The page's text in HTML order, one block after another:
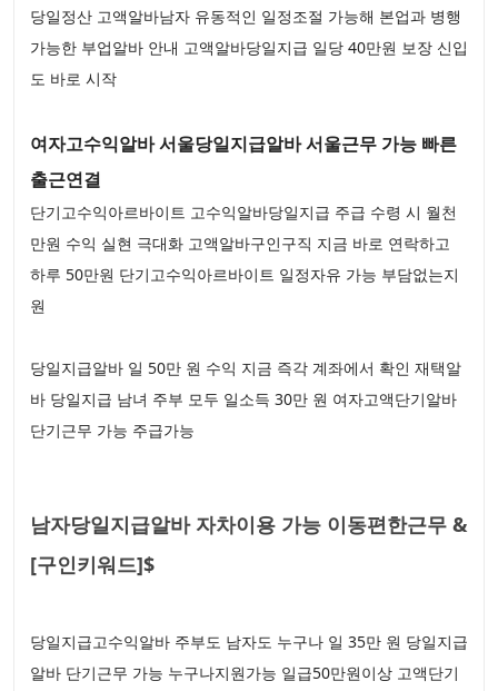
당일정산 고액알바남자 유동적인 일정조절 가능해 본업과 병행
가능한 부업알바 안내 고액알바당일지급 일당 40만원 보장 신입
도 바로 시작
여자고수익알바 서울당일지급알바 서울근무 가능 빠른
출근연결
단기고수익아르바이트 고수익알바당일지급 주급 수령 시 월천
만원 수익 실현 극대화 고액알바구인구직 지금 바로 연락하고
하루 50만원 단기고수익아르바이트 일정자유 가능 부담없는지
원
당일지급알바 일 50만 원 수익 지금 즉각 계좌에서 확인 재택알
바 당일지급 남녀 주부 모두 일소득 30만 원 여자고액단기알바
단기근무 가능 주급가능
남자당일지급알바 자차이용 가능 이동편한근무 &
[구인키워드]$
당일지급고수익알바 주부도 남자도 누구나 일 35만 원 당일지급
알바 단기근무 가능 누구나지원가능 일급50만원이상 고액단기